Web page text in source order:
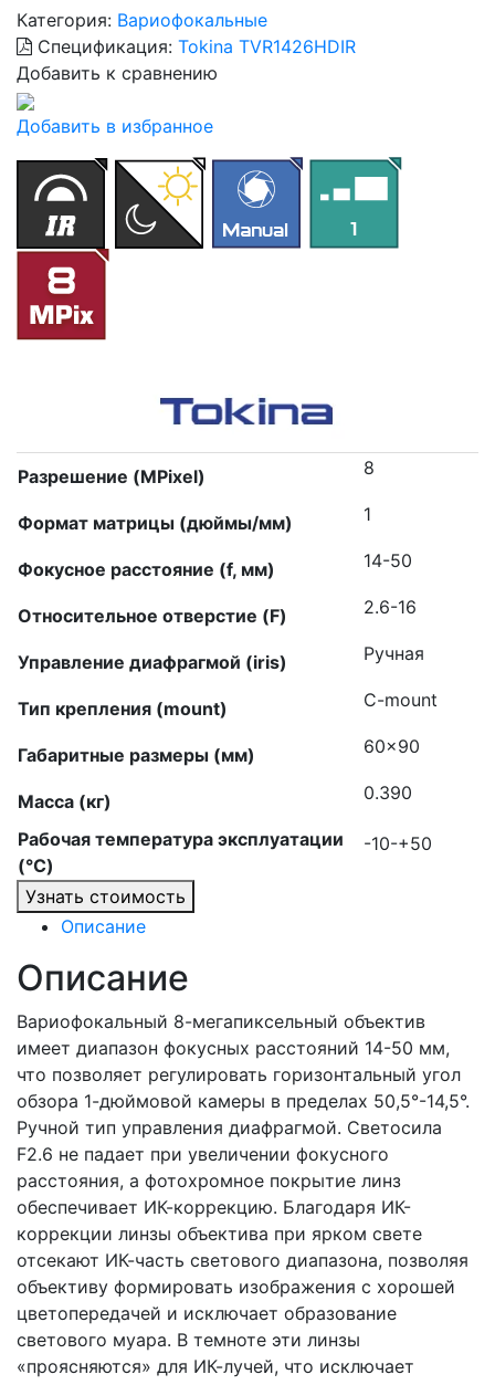
Категория: Вариофокальные
Спецификация: Tokina TVR1426HDIR
Добавить к сравнению
Добавить в избранное
Разрешение (MPixel) 8
Формат матрицы (дюймы/мм) 1
Фокусное расстояние (f, мм) 14-50
Относительное отверстие (F) 2.6-16
Управление диафрагмой (iris) Ручная
Тип крепления (mount) C-mount
Габаритные размеры (мм) 60×90
Масса (кг) 0.390
Рабочая температура эксплуатации
(°C)
-10-+50
Узнать стоимость
Описание
Описание
Вариофокальный 8-мегапиксельный объектив
имеет диапазон фокусных расстояний 14-50 мм,
что позволяет регулировать горизонтальный угол
обзора 1-дюймовой камеры в пределах 50,5°-14,5°.
Ручной тип управления диафрагмой. Светосила
F2.6 не падает при увеличении фокусного
расстояния, а фотохромное покрытие линз
обеспечивает ИК-коррекцию. Благодаря ИК-
коррекции линзы объектива при ярком свете
отсекают ИК-часть светового диапазона, позволяя
объективу формировать изображения с хорошей
цветопередачей и исключает образование
светового муара. В темноте эти линзы
«проясняются» для ИК-лучей, что исключает